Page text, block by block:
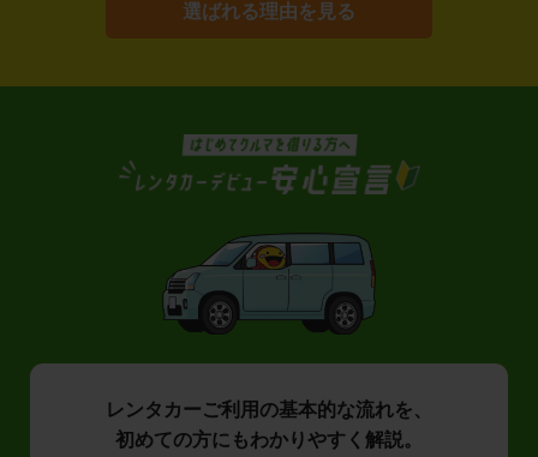
選ばれる理由を見る
レンタカーご利用の基本的な流れを、
初めての方にもわかりやすく解説。